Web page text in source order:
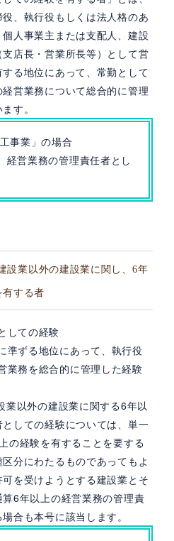
、執行役もしくは法人格のあ
人事業主または支配人、建設
店長・営業所長等）として営
る地位にあって、常勤として
営業務について総合的に管理
す。
事業」の場合
経営業務の管理責任者とし
設業以外の建設業に関し、6年
有する者
しての経験
準ずる地位にあって、執行役
業務を総合的に管理した経験
業以外の建設業に関する6年以
しての経験については、単一
の経験を有することを要する
分にわたるものであってもよ
を受けようとする建設業とそ
6年以上の経営業務の管理責
合も本号に該当します。